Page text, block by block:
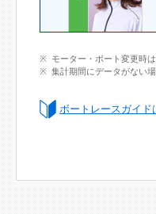
モーター・ボート変更時
集計期間にデータがない
ボートレースガイド